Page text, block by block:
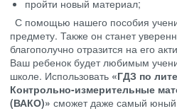
пройти новый материал;
С помощью нашего пособия
предмету. Также он станет
благополучно отразится на его
Ваш ребенок будет любимым
школе. Использовать «ГДЗ по
Контрольно-измерительные
(ВАКО)» сможет даже самый юный